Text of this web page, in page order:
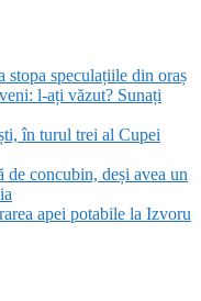
speculațiile din oraș
l-ați văzut? Sunați
în turul trei al Cupei
de concubin, deși avea un
apei potabile la Izvoru